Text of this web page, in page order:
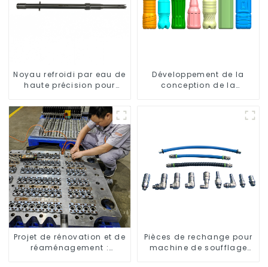
Noyau refroidi par eau de
haute précision pour
bouteille en PET
Développement de la
conception de la
Projet de rénovation et de
réaménagement :
Pièces de rechange pour
machine de soufflage